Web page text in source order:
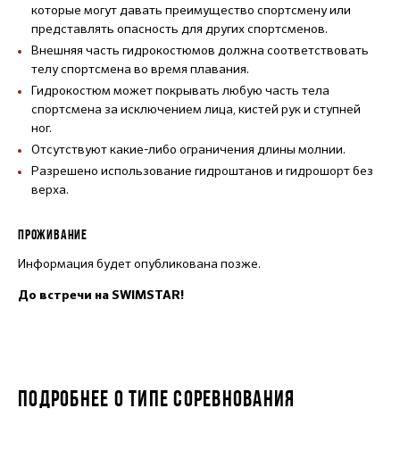
которые могут давать преимущество спортсмену или
представлять опасность для других спортсменов.
Внешняя часть гидрокостюмов должна соответствовать
телу спортсмена во время плавания.
Гидрокостюм может покрывать любую часть тела
спортсмена за исключением лица, кистей рук и ступней
ног.
Отсутствуют какие-либо ограничения длины молнии.
Разрешено использование гидроштанов и гидрошорт без
верха.
ПРОЖИВАНИЕ
Информация будет опубликована позже.
До встречи на SWIMSTAR!
ПОДРОБНЕЕ О ТИПЕ СОРЕВНОВАНИЯ